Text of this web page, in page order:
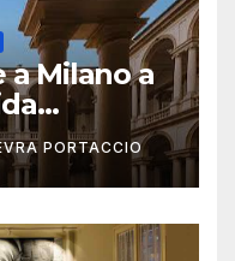
a Milano a
PORTACCIO